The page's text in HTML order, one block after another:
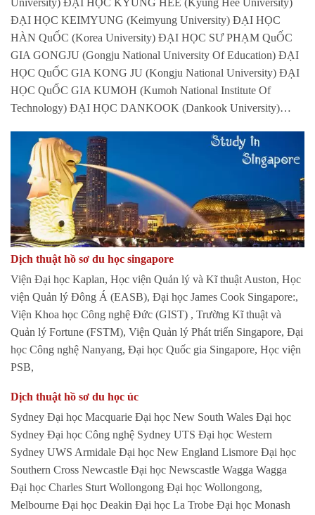
University) ĐẠI HỌC KYUNG HEE (Kyung Hee University)
ĐẠI HỌC KEIMYUNG (Keimyung University) ĐẠI HỌC
HÀN QuỐC (Korea University) ĐẠI HỌC SƯ PHẠM QuỐC
GIA GONGJU (Gongju National University Of Education) ĐẠI
HỌC QuỐC GIA KONG JU (Kongju National University) ĐẠI
HỌC QuỐC GIA KUMOH (Kumoh National Institute Of
Technology) ĐẠI HỌC DANKOOK (Dankook University)…
Dịch thuật hồ sơ du học singapore
Viện Đại học Kaplan, Học viện Quản lý và Kĩ thuật Auston, Học
viện Quản lý Đông Á (EASB), Đại học James Cook Singapore:,
Viện Khoa học Công nghệ Đức (GIST) , Trường Kĩ thuật và
Quản lý Fortune (FSTM), Viện Quản lý Phát triển Singapore, Đại
học Công nghệ Nanyang, Đại học Quốc gia Singapore, Học viện
PSB,
Dịch thuật hồ sơ du học úc
Sydney Đại học Macquarie Đại học New South Wales Đại học
Sydney Đại học Công nghệ Sydney UTS Đại học Western
Sydney UWS Armidale Đại học New England Lismore Đại học
Southern Cross Newcastle Đại học Newscastle Wagga Wagga
Đại học Charles Sturt Wollongong Đại học Wollongong,
Melbourne Đại học Deakin Đại học La Trobe Đại học Monash